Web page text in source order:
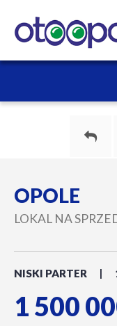
OPOLE
LOKAL NA
NISKI PARTER
1 500